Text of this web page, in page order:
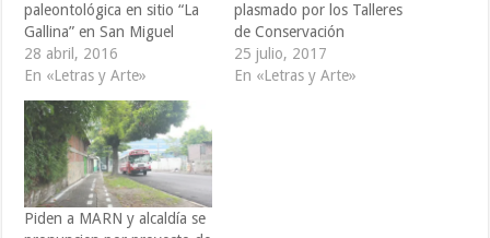
paleontológica en sitio “La
Gallina” en San Miguel
28 abril, 2016
En «Letras y Arte»
plasmado por los Talleres
de Conservación
25 julio, 2017
En «Letras y Arte»
Piden a MARN y alcaldía se